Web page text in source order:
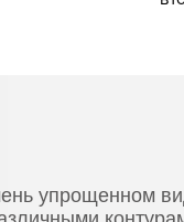
упрощенном